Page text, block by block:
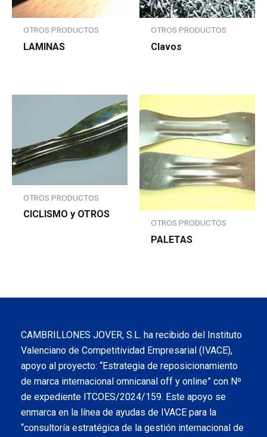
OTROS PRODUCTOS
LAMINAS
OTROS PRODUCTOS
Clavos
OTROS PRODUCTOS
CICLISMO y OTROS
OTROS PRODUCTOS
PALETAS
CAMBRILLONES JOVER, S.L. ha recibido del Instituto
Valenciano de Competitividad Empresarial (IVACE),
apoyo al proyecto: “Estrategia de reposicionamiento
de marca internacional omnicanal off y online” con Nº
de expediente ITCOES/2024/159. Este apoyo se
enmarca en la línea de ayudas de IVACE para la
“consultoría estratégica de la gestión internacional de